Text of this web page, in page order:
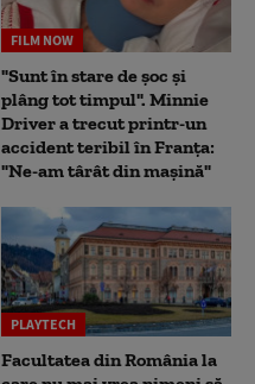
FILM NOW
"Sunt în stare de șoc și
plâng tot timpul". Minnie
Driver a trecut printr-un
accident teribil în Franța:
"Ne-am târât din mașină"
PLAYTECH
Facultatea din România la